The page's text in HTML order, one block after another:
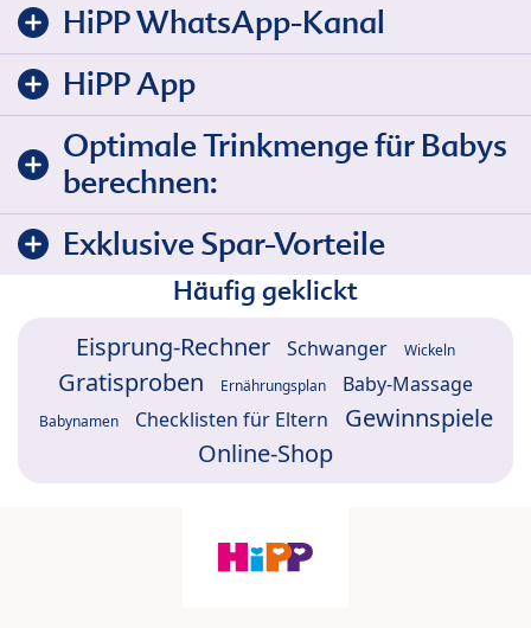
HiPP WhatsApp-Kanal
HiPP App
Optimale Trinkmenge für Babys
berechnen:
Exklusive Spar-Vorteile
Häufig geklickt
Eisprung-Rechner Schwanger Wickeln
Gratisproben Ernährungsplan Baby-Massage
Babynamen Checklisten für Eltern
Gewinnspiele
Online-Shop